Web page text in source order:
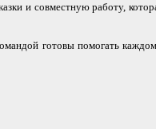
и совместную работу,
готовы помогать